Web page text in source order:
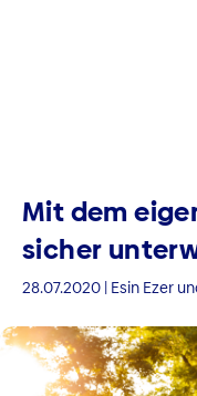
Mit dem
sicher
28.07.2020 | Esin Ezer